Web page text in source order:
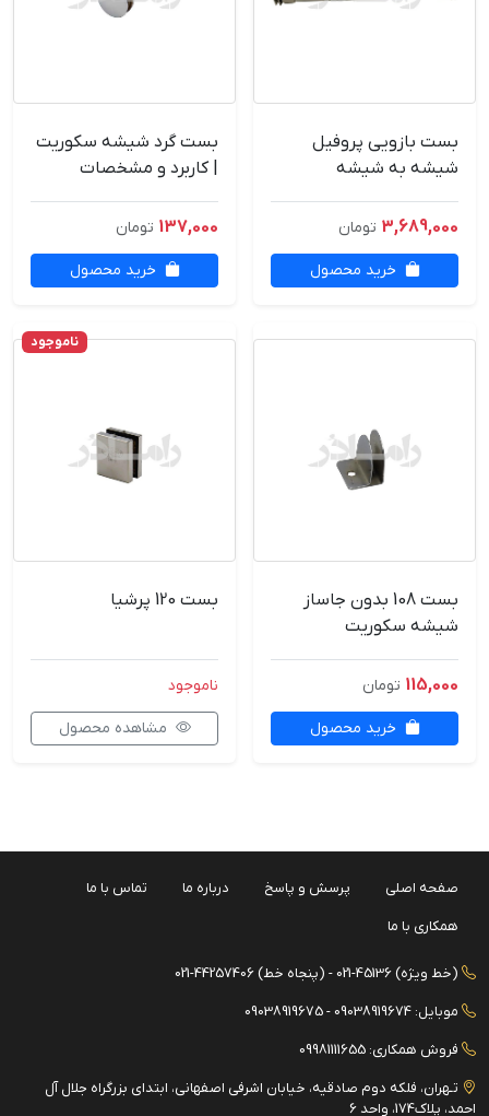
بست بازویی پروفیل
شیشه به شیشه
3,689,000 تومان
خرید محصول
بست گرد شیشه سکوریت
| کاربرد و مشخصات
137,000 تومان
خرید محصول
بست 108 بدون جاساز
شیشه سکوریت
115,000 تومان
خرید محصول
ناموجود
بست 120 پرشیا
ناموجود
مشاهده محصول
صفحه اصلی پرسش و پاسخ درباره ما تماس با ما
همکاری با ما
(خط ویژه) 45136-021 - (پنجاه خط) 44257406-021
موبایل: 09038919674 - 09038919675
فروش همکاری: 09981111655
تـهران، فلکه دوم صادقیه، خیابان اشرفی اصفهانی، ابتدای بزرگراه جلال آل
احمد، پلاک174، واحد 6